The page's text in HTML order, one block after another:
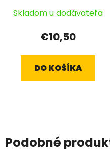
Skladom u dodávateľa
€10,50
DO KOŠÍKA
Podobné